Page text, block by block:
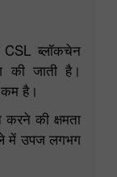
CSL ब्लॉकचेन
की जाती है।
है।
की क्षमता
में उपज लगभग